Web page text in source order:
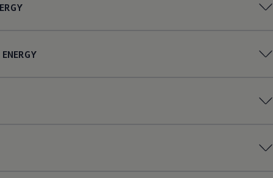
ENERGY